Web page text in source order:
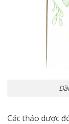
Các thảo dược